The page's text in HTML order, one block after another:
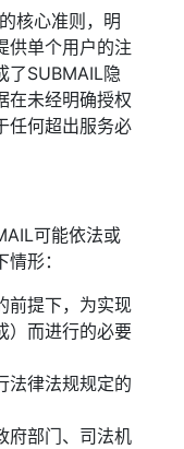
核心准则，明
供单个用户的注
了SUBMAIL隐
在未经明确授权
任何超出服务必
可能依法或
形：
前提下，为实现
）而进行的必要
法律法规规定的
府部门、司法机